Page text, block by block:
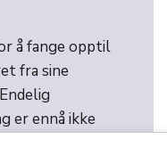
å fange opptil
fra sine
er ennå ikke